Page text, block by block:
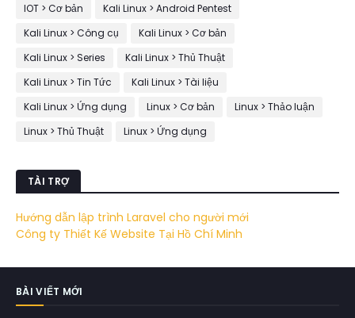
IOT > Cơ bản
Kali Linux > Android Pentest
Kali Linux > Công cụ
Kali Linux > Cơ bản
Kali Linux > Series
Kali Linux > Thủ Thuật
Kali Linux > Tin Tức
Kali Linux > Tài liệu
Kali Linux > Ứng dụng
Linux > Cơ bản
Linux > Thảo luận
Linux > Thủ Thuật
Linux > Ứng dụng
TÀI TRỢ
Hướng dẫn lập trình Laravel cho người mới
Công ty Thiết Kế Website Tại Hồ Chí Minh
BÀI VIẾT MỚI